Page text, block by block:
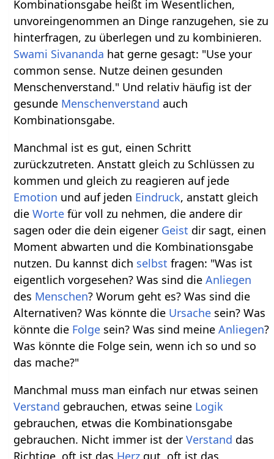
Kombinationsgabe heißt im Wesentlichen,
unvoreingenommen an Dinge ranzugehen, sie zu
hinterfragen, zu überlegen und zu kombinieren.
Swami Sivananda hat gerne gesagt: "Use your
common sense. Nutze deinen gesunden
Menschenverstand." Und relativ häufig ist der
gesunde Menschenverstand auch
Kombinationsgabe.
Manchmal ist es gut, einen Schritt
zurückzutreten. Anstatt gleich zu Schlüssen zu
kommen und gleich zu reagieren auf jede
Emotion und auf jeden Eindruck, anstatt gleich
dieWorte für voll zu nehmen, die andere dir
sagen oder die dein eigener Geist dir sagt, einen
Moment abwarten und die Kombinationsgabe
nutzen. Du kannst dich selbst fragen: "Was ist
eigentlich vorgesehen? Was sind dieAnliegen
des Menschen? Worum geht es? Was sind die
Alternativen? Was könnte die Ursache sein? Was
könnte die Folge sein? Was sind meineAnliegen?
Was könnte die Folge sein, wenn ich so und so
das mache?"
Manchmal muss man einfach nur etwas seinen
Verstand gebrauchen, etwas seine Logik
gebrauchen, etwas die Kombinationsgabe
gebrauchen. Nicht immer ist derVerstand das